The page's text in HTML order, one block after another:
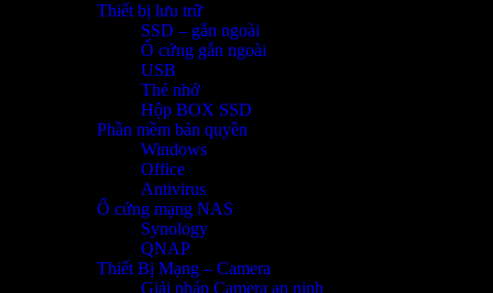
Thiết bị lưu trữ
SSD – gắn ngoài
Ổ cứng gắn ngoài
USB
Thẻ nhớ
Hộp BOX SSD
Phần mềm bản quyền
Windows
Office
Antivirus
Ổ cứng mạng NAS
Synology
QNAP
Thiết Bị Mạng – Camera
Giải pháp Camera an ninh